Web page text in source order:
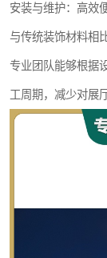
安装与维护：高效
与传统装饰材料相
专业团队能够根据
工周期，减少对展